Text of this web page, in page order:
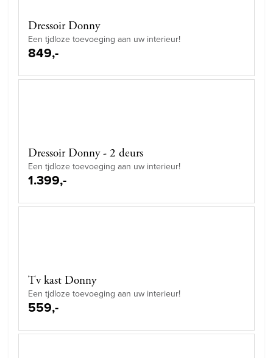
Dressoir Donny
Een tjdloze toevoeging aan uw interieur!
849,-
Dressoir Donny - 2 deurs
Een tjdloze toevoeging aan uw interieur!
1.399,-
Tv kast Donny
Een tjdloze toevoeging aan uw interieur!
559,-